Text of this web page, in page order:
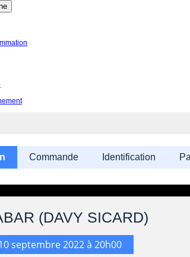
Commande Identification
(DAVY SICARD)
septembre 2022 à 20h00